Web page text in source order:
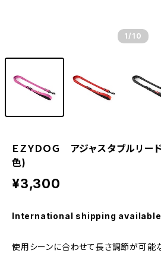
1 /10
ＥＺＹＤＯＧ アジャスタブルリ
色)
¥3,300
International shipping available
使用シーンに合わせて長さ調節が可能